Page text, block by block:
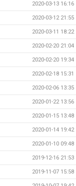
2020-03-13 16:16
2020-03-12 21:55
2020-03-11 18:22
2020-02-20 21:04
2020-02-20 19:34
2020-02-18 15:31
2020-02-06 13:35
2020-01-22 13:56
2020-01-15 13:48
2020-01-14 19:42
2020-01-10 09:48
2019-12-16 21:53
2019-11-07 15:58